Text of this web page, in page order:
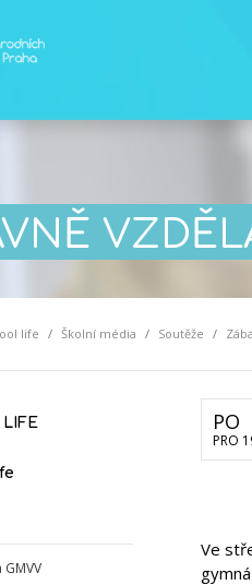
life Školní média Soutěže
PO
PRO
Ve